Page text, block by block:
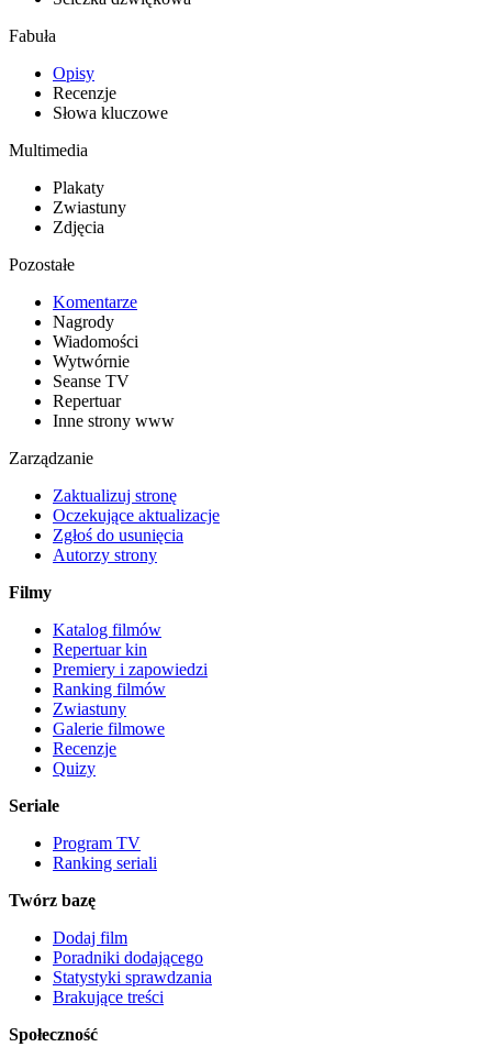
Fabuła
Opisy
Recenzje
Słowa kluczowe
Multimedia
Plakaty
Zwiastuny
Zdjęcia
Pozostałe
Komentarze
Nagrody
Wiadomości
Wytwórnie
Seanse TV
Repertuar
Inne strony www
Zarządzanie
Zaktualizuj stronę
Oczekujące aktualizacje
Zgłoś do usunięcia
Autorzy strony
Filmy
Katalog filmów
Repertuar kin
Premiery i zapowiedzi
Ranking filmów
Zwiastuny
Galerie filmowe
Recenzje
Quizy
Seriale
Program TV
Ranking seriali
Twórz bazę
Dodaj film
Poradniki dodającego
Statystyki sprawdzania
Brakujące treści
Społeczność